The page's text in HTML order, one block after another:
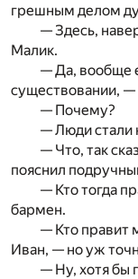
грешным делом
— Здесь,
Малик.
— Да, вообще
существовании, —
— Почему?
— Люди стали
— Что, так
пояснил
— Кто тогда
бармен.
— Кто правит
Иван, — но уж
— Ну, хотя бы